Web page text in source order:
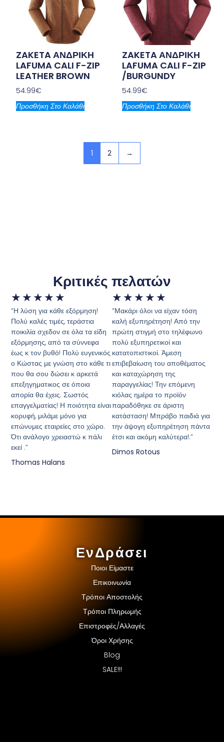
ZAKETA ΑΝΔΡΙΚΗ
LAFUMA CALI F-ZIP
LEATHER BROWN
54.99€
Προσθήκη Στο Καλάθι
ZAKETA ΑΝΔΡΙΚΗ
LAFUMA CALI F-ZIP
/BURGUNDY
54.99€
Προσθήκη Στο Καλάθι
1 2 →
Κριτικές πελατών
★ ★ ★ ★ ★
“Η λύση για κάθε εξόρμηση!
Πολύ καλές τιμές, τεράστια
ποικιλία σχεδον σε όλα τα είδη
εξόρμησης, από τα σύννεφα
έως κ τον βυθό! Πολύ ευγενικός
ο Κώστας με γνώση στο κάθε τι
που θα σου δώσει κ αρκετά
επεξηγηματικος σε όποια
απορία θα έχεις. Σωστός
επαγγελματίας! Η ποιότητα είναι
κορυφή, μιλάμε μόνο για
επώνυμες εταιρείες στο χώρο.
Ότι ανάλογο χρειαστώ κ πάλι
εκεί .”
Thomas Halans
★ ★ ★ ★ ★
“Μακάρι όλοι να είχαν τόση
καλή εξυπηρέτηση! Από την
πρώτη στιγμή στο τηλέφωνο
πολύ εξυπηρετικοί και
κατατοπιστικοί. Άμεση
επιβεβαίωση του αποθέματος
και καταχώρηση της
παραγγελίας! Την επόμενη
κιόλας ημέρα το προϊόν
παραδόθηκε σε άριστη
κατάσταση! Μπράβο παιδιά για
την άψογη εξυπηρέτηση πάντα
έτσι και ακόμη καλύτερα!.”
Dimos Rotous
ΕνΔράσει
Ποιοι Είμαστε
Επικοινωνία
Τρόποι Αποστολής
Τρόποι Πληρωμής
Επιστροφές/Αλλαγές
Όροι Χρήσης
Blog
SALE!!!